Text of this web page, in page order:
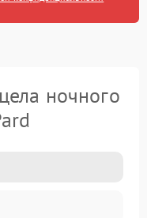
ночного